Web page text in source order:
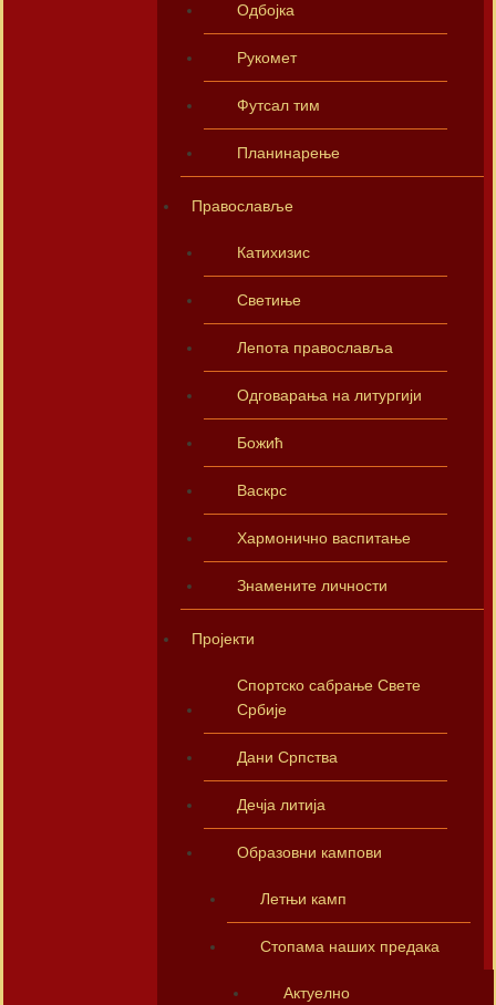
Одбојка
Рукомет
Футсал тим
Планинарење
Православље
Катихизис
Светиње
Лепота православља
Одговарања на литургији
Божић
Васкрс
Хармонично васпитање
Знамените личности
Пројекти
Спортско сабрање Свете
Србије
Дани Српства
Дечја литија
Образовни кампови
Летњи камп
Стопама наших предака
Актуелно